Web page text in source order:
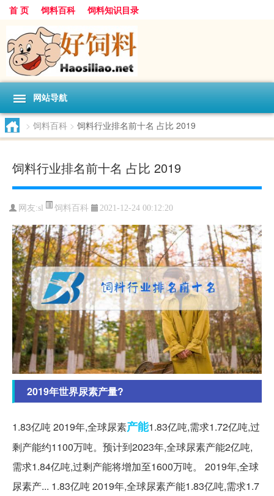
首 页 饲料百科 饲料知识目录
网站导航
> 饲料百科 > 饲料行业排名前十名 占比 2019
饲料行业排名前十名 占比 2019
网友:sl 饲料百科 2021-12-24 00:12:20
2019年世界尿素产量?
1.83亿吨 2019年,全球尿素产能1.83亿吨,需求1.72亿吨,过
剩产能约1100万吨。预计到2023年,全球尿素产能2亿吨,
需求1.84亿吨,过剩产能将增加至1600万吨。 2019年,全球
尿素产... 1.83亿吨 2019年,全球尿素产能1.83亿吨,需求1.7